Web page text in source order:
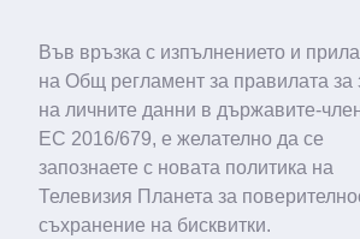
Във връзка с изпълнението и
на Общ регламент за правилата за
на личните данни в държавите-
ЕС 2016/679, е желателно да се
запознаете с новата политика на
Телевизия Планета за
съхранение на бисквитки.